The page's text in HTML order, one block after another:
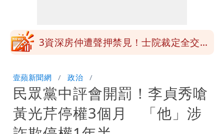
風圈逼近岸處
3資深房仲遭聲押禁見！士院裁定全交保
號」藏玄機
國家隊戰績！投資報酬率飆81％ 台積
電一檔狂賺76億
賴清德「總統級嘲諷」嗆爆盧秀燕！8年
壹蘋新聞網 政治
民眾黨中評會開罰！李貞秀嗆
黃光芹停權3個月 「他」涉